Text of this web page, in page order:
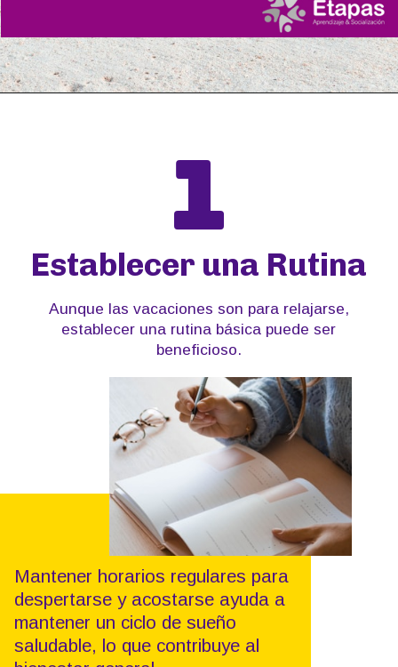
1
Establecer una Rutina
Aunque las vacaciones son para relajarse,
establecer una rutina básica puede ser
beneficioso.
Mantener horarios regulares para
despertarse y acostarse ayuda a
mantener un ciclo de sueño
saludable, lo que contribuye al